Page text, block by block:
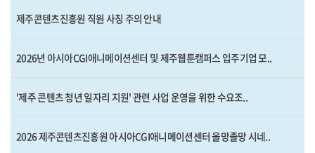
제주콘텐츠진흥원 직원 사칭 주의 안내
2026년 아시아CGI애니메이션센터 및 제주웹툰캠퍼스 입주기업 모..
'제주 콘텐츠 청년 일자리 지원' 관련 사업 운영을 위한 수요조..
2026 제주콘텐츠진흥원 아시아CGI애니메이션센터 올망졸망 시네..